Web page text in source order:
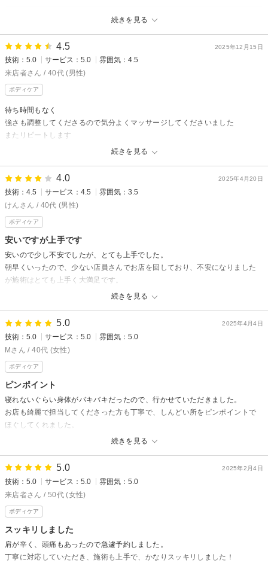
続きを見る
楽一楽座【RAKU RAKU】からの返信
楽一楽座をご利用頂き、誠にありがとうございます。
貴重な口コミ投稿、非常に嬉しい限りです^_^
出張の際は、移動でお疲れだと思いますので、今後も隙間にご利用頂ける
と幸いです。
またのご利用をお待ちしております！
2025年12月15日
4.5
技術：5.0 サービス：5.0
雰囲気：4.5
来店者さん / 40代 (男性)
ボディケア
続きを見る
待ち時間もなく
強さも調整してくださるので気分よくマッサージしてくださいました
またリピートします
先日はご来店ありがとうございました。
高評価いただき ありがとうございます。
お疲れの際は是非またご来店ください(^^♪
スタッフ一同、心よりお待ちしております
カナ
2025年4月20日
4.0
技術：4.5 サービス：4.5
雰囲気：3.5
けんさん / 40代 (男性)
ボディケア
安いですが上手です
続きを見る
安いので少し不安でしたが、とても上手でした。
朝早くいったので、少ない店員さんでお店を回しており、不安になりました
が施術はとても上手く大満足です。
少し店内は老朽化しているので、キレイな店内がいい方は、気になるかもし
れません。
楽一楽座【RAKU RAKU】からの返信
けん様
この度はご来店誠にありがとうございます。
技術面での高評価大変励みになります。
次回も是非ご来店お待ちいたしております。
スタッフ カジ
2025年4月4日
5.0
技術：5.0 サービス：5.0
雰囲気：5.0
Mさん / 40代 (女性)
ボディケア
ピンポイント
続きを見る
寝れないぐらい身体がバキバキだったので、行かせていただきました。
お店も綺麗で担当してくださった方も丁寧で、しんどい所をピンポイントで
ほぐしてくれました。
次回は時間長くして行かせてもらいます。
楽一楽座店にご来店いただき、ありがとうございます！
お疲れの際には、ぜひ、ご来店ください。
スタッフ一同、心よりお待ちしております
スタッフ スズ
2025年2月4日
5.0
技術：5.0 サービス：5.0
雰囲気：5.0
来店者さん / 50代 (女性)
ボディケア
スッキリしました
肩が辛く、頭痛もあったので急遽予約しました。
丁寧に対応していただき、施術も上手で、かなりスッキリしました！